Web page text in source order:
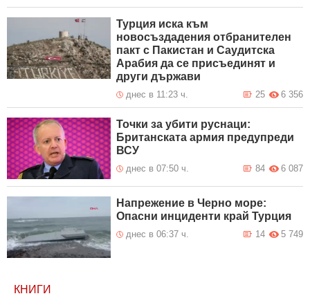
Турция иска към
новосъздадения отбранителен
пакт с Пакистан и Саудитска
Арабия да се присъединят и
други държави
днес в 11:23 ч. 6 356
25
Точки за убити руснаци:
Британската армия предупреди
ВСУ
днес в 07:50 ч. 6 087
84
Напрежение в Черно море:
Опасни инциденти край Турция
днес в 06:37 ч. 5 749
14
КНИГИ